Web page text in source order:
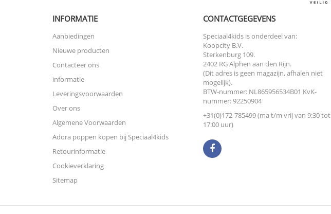
INFORMATIE
Aanbiedingen
Nieuwe producten
Contacteer ons
informatie
Leveringsvoorwaarden
Over ons
Algemene Voorwaarden
Adora poppen kopen bij Speciaal4kids
Retourinformatie
Cookieverklaring
Sitemap
CONTACTGEGEVENS
Speciaal4kids is onderdeel van:
Koopcity B.V.
Sterkenburg 109.
2402 RG Alphen aan den Rijn.
(Dit adres is geen magazijn, afhalen niet
mogelijk).
BTW-nummer: NL865956534B01 KvK-
nummer: 92250904
+31(0)172-785499 (ma t/m vrij van 9:30 tot
17:00 uur)